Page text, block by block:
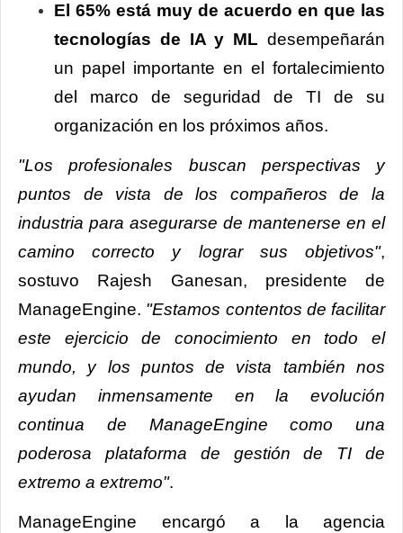
El 65% está muy de acuerdo en que las
tecnologías de IA y ML desempeñarán
un papel importante en el fortalecimiento
del marco de seguridad de TI de su
organización en los próximos años.
"Los profesionales buscan perspectivas y
puntos de vista de los compañeros de la
industria para asegurarse de mantenerse en el
camino correcto y lograr sus objetivos",
sostuvo Rajesh Ganesan, presidente de
ManageEngine. "Estamos contentos de facilitar
este ejercicio de conocimiento en todo el
mundo, y los puntos de vista también nos
ayudan inmensamente en la evolución
continua de ManageEngine como una
poderosa plataforma de gestión de TI de
extremo a extremo".
ManageEngine encargó a la agencia